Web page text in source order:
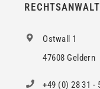
Ostwall 1
47608 Geldern
+49 (0) 28 31 -